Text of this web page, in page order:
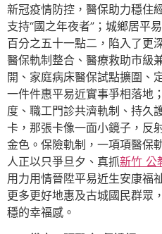
新冠疫情防控，醫保助力穩住
支持“國之年夜者”；城鄉居平
百分之五十一點二，陷入了更
醫保軌制整合、醫療救助市級
開、家庭病床醫保試點擴圍、
一件件惠平易近實事爭相落地
度、職工門診共濟軌制、持久
卡，那張卡像一面小鏡子，反
金色。保險軌制，一項項醫保
人正以只爭旦夕、真抓新竹 公
用力用情晉陞平易近生安康福
更多更好地惠及古城國民群眾
穩的幸福感。